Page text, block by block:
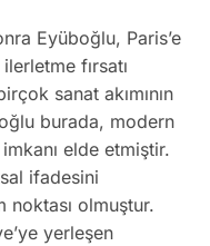
Eyüboğlu, Paris’e
fırsatı
sanat akımının
burada, modern
elde etmiştir.
ifadesini
olmuştur.
yerleşen